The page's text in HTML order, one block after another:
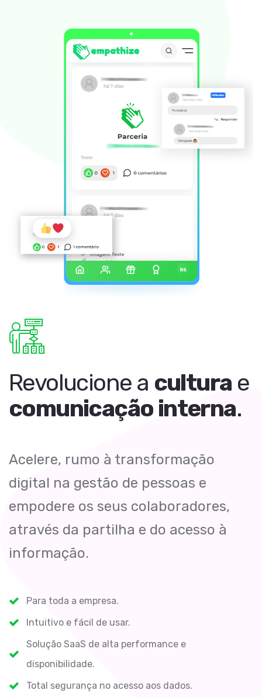
Revolucione a cultura e
comunicação interna.
Acelere, rumo à transformação
digital na gestão de pessoas e
empodere os seus colaboradores,
através da partilha e do acesso à
informação.
Para toda a empresa.
Intuitivo e fácil de usar.
Solução SaaS de alta performance e
disponibilidade.
Total segurança no acesso aos dados.